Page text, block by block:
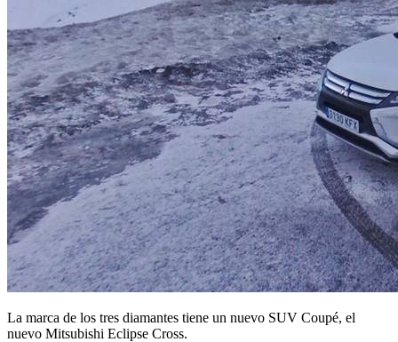
La marca de los tres diamantes tiene un nuevo SUV Coupé, el
nuevo Mitsubishi Eclipse Cross.